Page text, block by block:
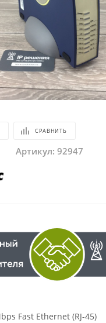
СРАВНИТЬ
Артикул: 92947
Fast Ethernet (RJ-45)